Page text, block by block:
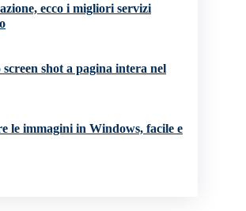
ecco i migliori servizi
shot a pagina intera nel
le immagini in Windows, facile e